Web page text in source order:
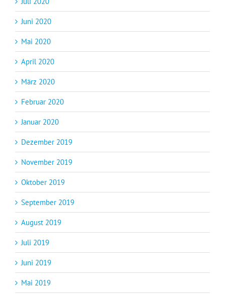
Juni 2020
Mai 2020
April 2020
März 2020
Februar 2020
Januar 2020
Dezember 2019
November 2019
Oktober 2019
September 2019
August 2019
Juli 2019
Juni 2019
Mai 2019